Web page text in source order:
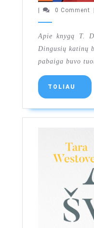
0 Comment
Apie knygą T.
Dingusių katinų
pabaiga buvo
TOLIAU